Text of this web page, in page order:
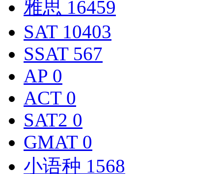
雅思 16459
SAT 10403
SSAT 567
AP 0
ACT 0
SAT2 0
GMAT 0
小语种 1568